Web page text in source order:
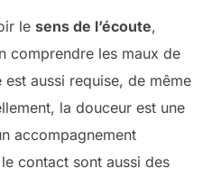
le sens de l’écoute,
comprendre les maux de
aussi requise, de même
la douceur est une
accompagnement
contact sont aussi des